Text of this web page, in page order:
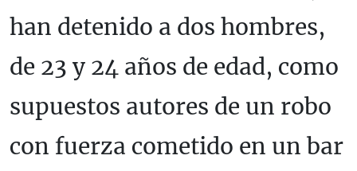
han detenido a dos hombres,
de 23 y 24 años de edad, como
supuestos autores de un robo
con fuerza cometido en un bar